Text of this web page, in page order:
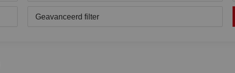
Geavanceerd filter